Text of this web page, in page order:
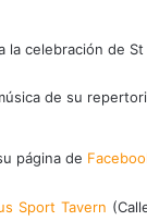
celebración de St
de su
página de
Sport Tavern